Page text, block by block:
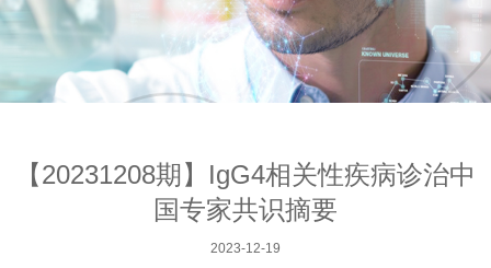
【20231208期】IgG4相关性疾病诊治中
国专家共识摘要
2023-12-19